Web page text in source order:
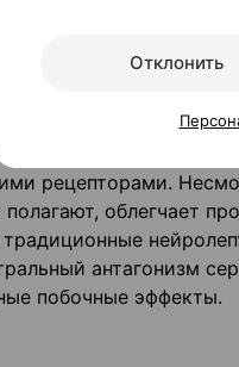
D2
и, немного в
аналогична.
рецепторами.
облегчает
антагонизм
побочные эффекты.
Отклонить